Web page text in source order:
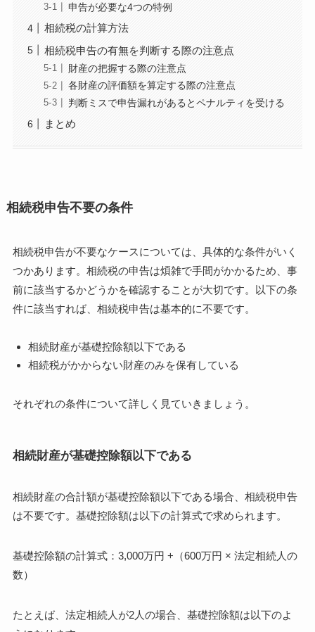
申告が必要な4つの特例
相続税の計算方法
相続税申告の有無を判断する際の注意点
財産の把握する際の注意点
各財産の評価額を算定する際の注意点
判断ミスで申告漏れがあるとペナルティを受ける
まとめ
相続税申告不要の条件
相続税申告が不要なケースについては、具体的な条件がいく
つかあります。相続税の申告は煩雑で手間がかかるため、事
前に該当するかどうかを確認することが大切です。以下の条
件に該当すれば、相続税申告は基本的に不要です。
相続財産が基礎控除額以下である
相続税がかからない財産のみを保有している
それぞれの条件について詳しく見ていきましょう。
相続財産が基礎控除額以下である
相続財産の合計額が基礎控除額以下である場合、相続税申告
は不要です。基礎控除額は以下の計算式で求められます。
基礎控除額の計算式：3,000万円 +（600万円 × 法定相続人の
数）
たとえば、法定相続人が2人の場合、基礎控除額は以下のよ